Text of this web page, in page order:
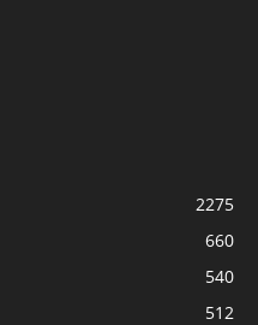
2275
660
540
512